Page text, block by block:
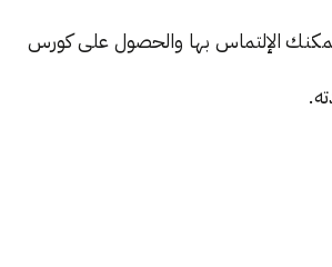
يمكنك الإلتماس بها والحصول على كورس